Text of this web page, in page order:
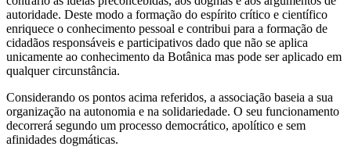
autoridade. Deste modo a formação do espírito crítico e científico
enriquece o conhecimento pessoal e contribui para a formação de
cidadãos responsáveis e participativos dado que não se aplica
unicamente ao conhecimento da Botânica mas pode ser aplicado em
qualquer circunstância.
Considerando os pontos acima referidos, a associação baseia a sua
organização na autonomia e na solidariedade. O seu funcionamento
decorrerá segundo um processo democrático, apolítico e sem
afinidades dogmáticas.